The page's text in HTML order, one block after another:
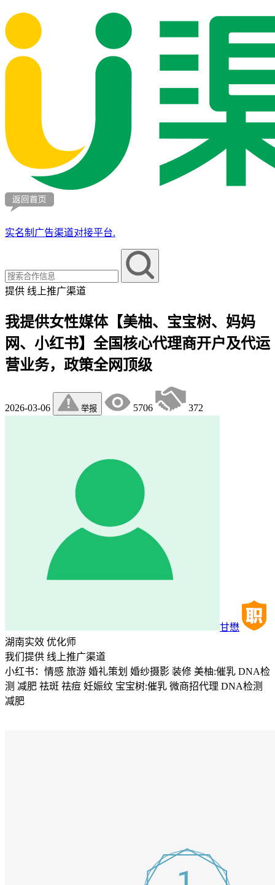
实名制广告渠道对接平台.
提供 线上推广渠道
我提供女性媒体【美柚、宝宝树、妈妈
网、小红书】全国核心代理商开户及代运
营业务，政策全网顶级
2026-03-06 举报 5706 372
甘懋
湖南实效 优化师
我们提供 线上推广渠道
小红书：情感 旅游 婚礼策划 婚纱摄影 装修 美柚:催乳 DNA检
测 减肥 祛斑 祛痘 妊娠纹 宝宝树:催乳 微商招代理 DNA检测
减肥